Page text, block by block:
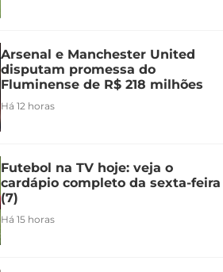
Arsenal e Manchester United
disputam promessa do
Fluminense de R$ 218 milhões
Há 12 horas
Futebol na TV hoje: veja o
cardápio completo da sexta-feira
(7)
Há 15 horas